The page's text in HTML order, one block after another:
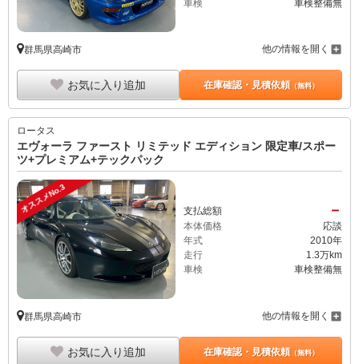
車検
車検整備無
群馬県高崎市 他の情報を開く
お気に入り追加 在庫確認・見積依頼（無料）
ロータス
エヴォーラ ファースト リミテッド エディション 限定車/スポー
ツ+プレミアム+テックパック
オススメNo.3 支払総額 －
本体価格
応談
年式
2010年
走行
1.3万km
車検
車検整備無
群馬県高崎市 他の情報を開く
お気に入り追加 在庫確認・見積依頼（無料）